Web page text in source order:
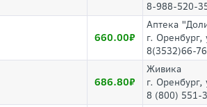
8-988-520-
660.00
Аптека
г. Оренбург,
8(3532)66-
686.80
Живика
г.
8 (800) 551-